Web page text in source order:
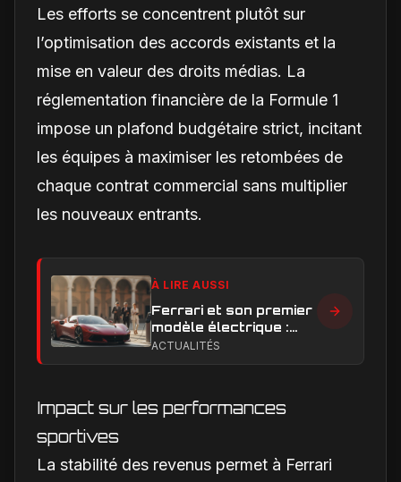
Les efforts se concentrent plutôt sur
l’optimisation des accords existants et la
mise en valeur des droits médias. La
réglementation financière de la Formule 1
impose un plafond budgétaire strict, incitant
les équipes à maximiser les retombées de
chaque contrat commercial sans multiplier
les nouveaux entrants.
À LIRE AUSSI
Ferrari et son premier
modèle électrique :
calendrier de
ACTUALITÉS
Impact sur les performances
sportives
La stabilité des revenus permet à Ferrari